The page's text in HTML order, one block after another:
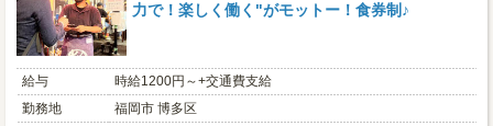
力で！楽しく働く"がモットー！食券制♪
給与
時給1200円～+交通費支給
勤務地
福岡市 博多区